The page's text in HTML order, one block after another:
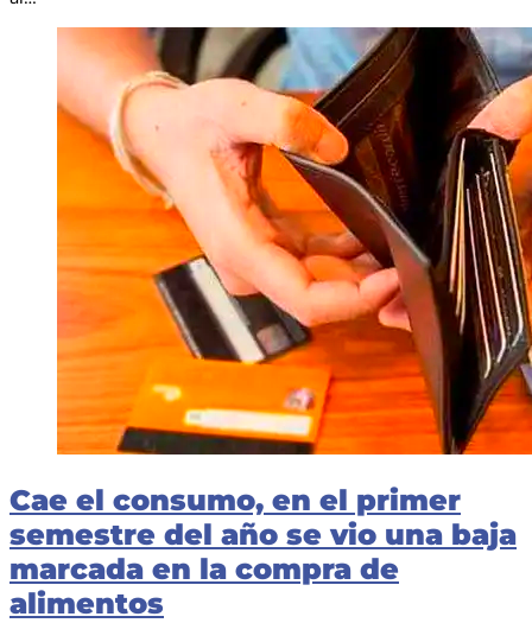
Cae el consumo, en el primer
semestre del año se vio una baja
marcada en la compra de
alimentos